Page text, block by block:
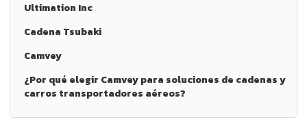
Ultimation Inc
Cadena Tsubaki
Camvey
¿Por qué elegir Camvey para soluciones de cadenas y
carros transportadores aéreos?